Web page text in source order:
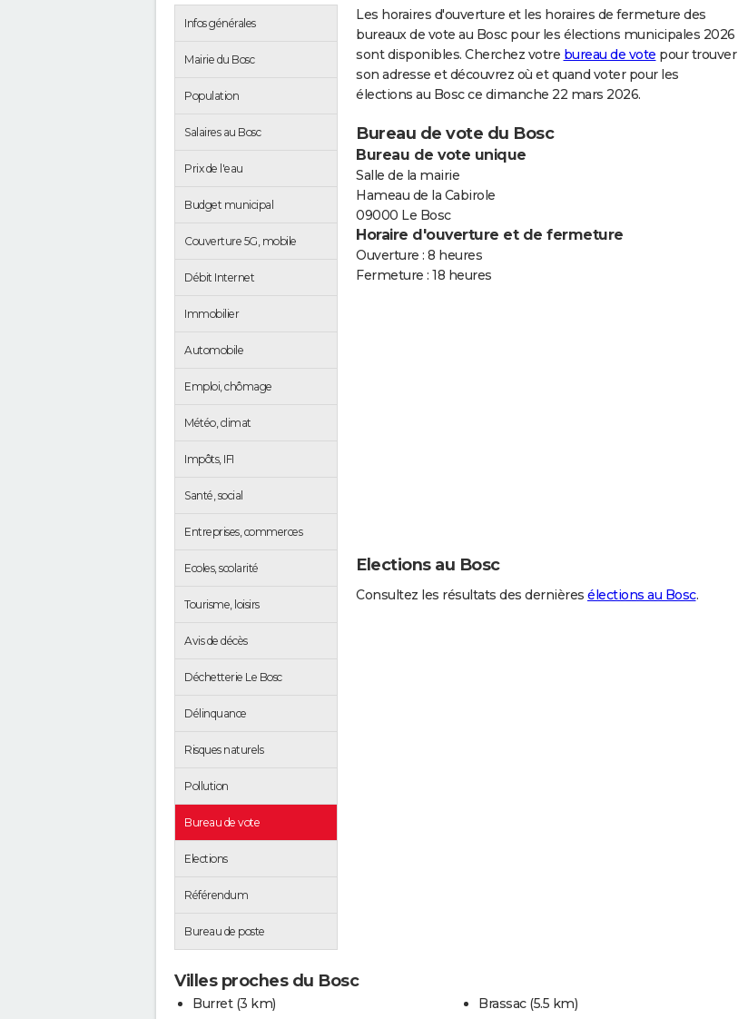
Infos générales
Mairie du Bosc
Population
Salaires au Bosc
Prix de l'eau
Budget municipal
Couverture 5G, mobile
Débit Internet
Immobilier
Automobile
Emploi, chômage
Météo, climat
Impôts, IFI
Santé, social
Entreprises, commerces
Ecoles, scolarité
Tourisme, loisirs
Avis de décès
Déchetterie Le Bosc
Délinquance
Risques naturels
Pollution
Bureau de vote
Elections
Référendum
Bureau de poste
Les horaires d'ouverture et les horaires de fermeture des
bureaux de vote au Bosc pour les élections municipales 2026
sont disponibles. Cherchez votre bureau de vote pour trouver
son adresse et découvrez où et quand voter pour les
élections au Bosc ce dimanche 22 mars 2026.
Bureau de vote du Bosc
Bureau de vote unique
Salle de la mairie
Hameau de la Cabirole
09000 Le Bosc
Horaire d'ouverture et de fermeture
Ouverture : 8 heures
Fermeture : 18 heures
Elections au Bosc
Consultez les résultats des dernières élections au Bosc.
Villes proches du Bosc
Burret (3 km)
Brassac (5.5 km)